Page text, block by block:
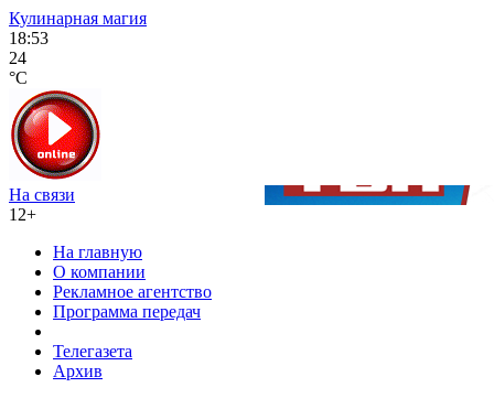
Кулинарная магия
18:53
24
°C
На связи
12+
На главную
О компании
Рекламное агентство
Программа передач
Телегазета
Архив